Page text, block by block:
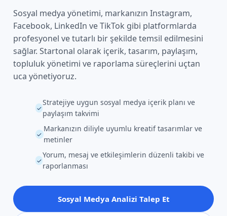
Sosyal medya yönetimi, markanızın Instagram,
Facebook, LinkedIn ve TikTok gibi platformlarda
profesyonel ve tutarlı bir şekilde temsil edilmesini
sağlar. Startonal olarak içerik, tasarım, paylaşım,
topluluk yönetimi ve raporlama süreçlerini uçtan
uca yönetiyoruz.
✓
Stratejiye uygun sosyal medya içerik planı ve
paylaşım takvimi
✓
Markanızın diliyle uyumlu kreatif tasarımlar ve
metinler
✓
Yorum, mesaj ve etkileşimlerin düzenli takibi ve
raporlanması
Sosyal Medya Analizi Talep Et